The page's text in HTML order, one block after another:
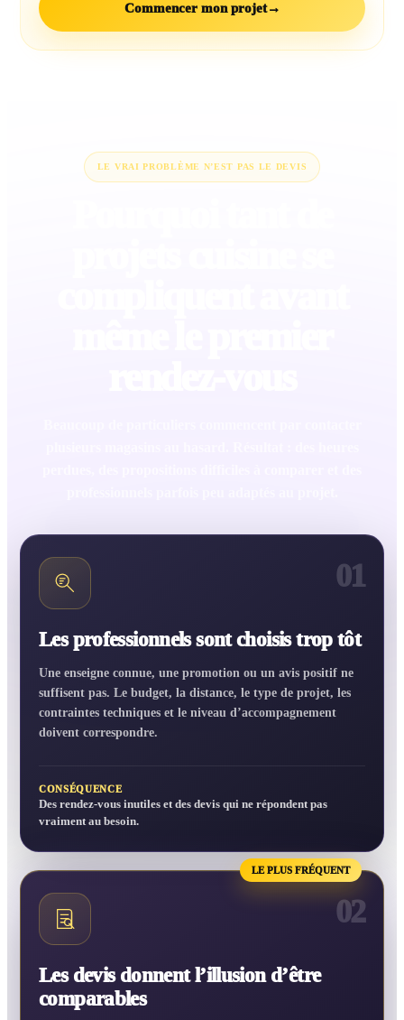
Commencer mon projet→
LE VRAI PROBLÈME N’EST PAS LE DEVIS
01
Les professionnels sont choisis trop tôt
Une enseigne connue, une promotion ou un avis positif ne
suffisent pas. Le budget, la distance, le type de projet, les
contraintes techniques et le niveau d’accompagnement
doivent correspondre.
CONSÉQUENCE
Des rendez-vous inutiles et des devis qui ne répondent pas
vraiment au besoin.
LE PLUS FRÉQUENT
02
Les devis donnent l’illusion d’être
comparables